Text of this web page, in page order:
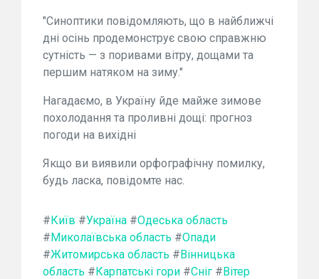
"Синоптики повідомляють, що в найближчі
дні осінь продемонструє свою справжню
сутність — з поривами вітру, дощами та
першим натяком на зиму."
Нагадаємо, в Україну йде майже зимове
похолодання та проливні дощі: прогноз
погоди на вихідні
Якщо ви виявили орфографічну помилку,
будь ласка, повідомте нас.
#Київ #Україна #Одеська область
#Миколаївська область #Опади
#Житомирська область #Вінницька
область #Карпатські гори #Сніг #Вітер